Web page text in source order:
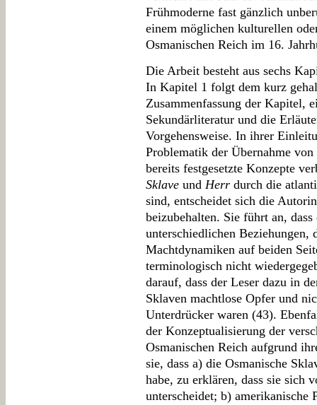
Frühmoderne fast gänzlich
einem möglichen kulturellen
Osmanischen Reich im 16.
Die Arbeit besteht aus sechs
In Kapitel 1 folgt dem kurz
Zusammenfassung der Kapitel,
Sekundärliteratur und die
Vorgehensweise. In ihrer
Problematik der Übernahme
bereits festgesetzte Konzepte
Sklave und Herr durch die
sind, entscheidet sich die
beizubehalten. Sie führt an,
unterschiedlichen
Machtdynamiken auf beiden
terminologisch nicht
darauf, dass der Leser dazu in
Sklaven machtlose Opfer und
Unterdrücker waren (43).
der Konzeptualisierung der
Osmanischen Reich aufgrund
sie, dass a) die Osmanische
habe, zu erklären, dass sie sich
unterscheidet; b) amerikanische